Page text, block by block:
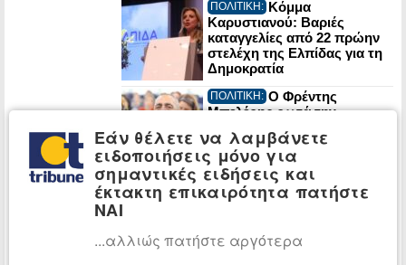
ΠΟΛΙΤΙΚΗ: Κόμμα
Καρυστιανού: Βαριές
καταγγελίες από 22 πρώην
στελέχη της Ελπίδας για τη
Δημοκρατία
ΠΟΛΙΤΙΚΗ: Ο Φρέντης
Μπελέρης ρωτά την
δημιουργήσει Ευρωπαϊκό
Ταμείο για την αποζημίωση
των πυρόπληκτων πολιτών
ΠΟΛΙΤΙΚΗ: Τι απάντησε η
Κάγια Κάλας στον Γιάννη
νεοοθωμανικές μπούρδες
περί «Γαλάζιας Πατρίδας»
Εάν θέλετε να λαμβάνετε
ειδοποιήσεις μόνο για
σημαντικές ειδήσεις και
έκτακτη επικαιρότητα πατήστε
ΝΑΙ
...αλλιώς πατήστε αργότερα